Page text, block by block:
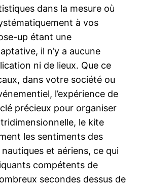
dans la mesure où
à vos
up étant une
il n’y a aucune
ni de lieux. Que ce
dans votre société ou
l’expérience de
précieux pour organiser
le kite
les sentiments des
et aériens, ce qui
compétents de
secondes dessus de